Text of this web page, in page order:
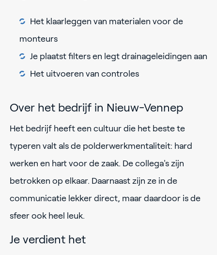
Het klaarleggen van materialen voor de
monteurs
Je plaatst filters en legt drainageleidingen aan
Het uitvoeren van controles
Over het bedrijf in Nieuw-Vennep
Het bedrijf heeft een cultuur die het beste te
typeren valt als de polderwerkmentaliteit: hard
werken en hart voor de zaak. De collega's zijn
betrokken op elkaar. Daarnaast zijn ze in de
communicatie lekker direct, maar daardoor is de
sfeer ook heel leuk.
Je verdient het